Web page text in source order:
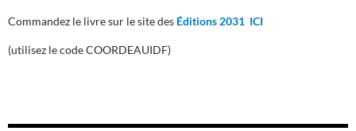
Commandez le livre sur le site des Éditions 2031 ICI
(utilisez le code COORDEAUIDF)